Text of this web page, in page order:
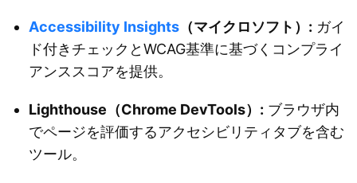
Accessibility Insights （マイクロソフト）: ガイ
ド付きチェックとWCAG基準に基づくコンプライ
アンススコアを提供。
Lighthouse（Chrome DevTools）: ブラウザ内
でページを評価するアクセシビリティタブを含む
ツール。